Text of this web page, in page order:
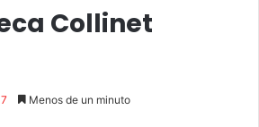
Collinet
Menos de un minuto